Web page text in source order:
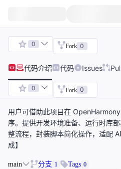
0 Fork 0
代码介绍 代码 Issues
0 Fork 0
用户可借助此项目在
序。提供开发环境准备、运行时库
整流程，封装脚本简化操作，适配
成】
main 分支 1 Tags 0